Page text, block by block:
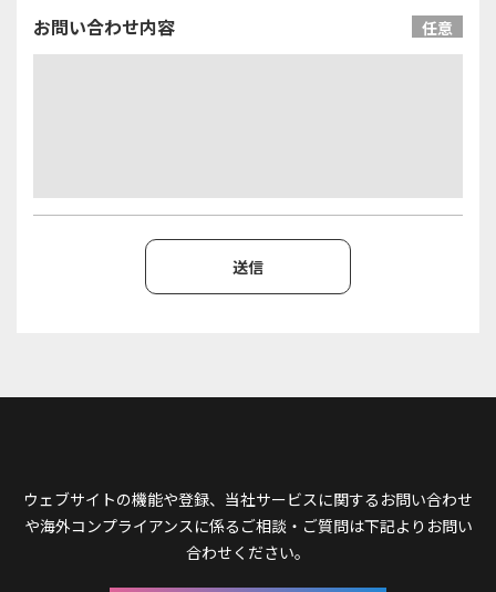
お問い合わせ内容 任意
ウェブサイトの機能や登録、当社サービスに関するお問い合わせ
や海外コンプライアンスに係るご相談・ご質問は下記よりお問い
合わせください。